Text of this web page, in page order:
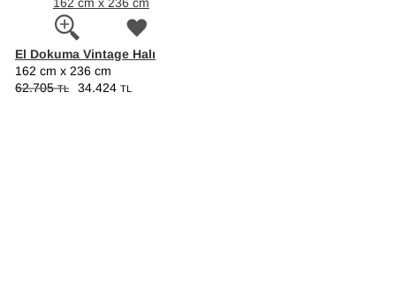
El Dokuma Vintage Halı
162 cm x 236 cm
62.705TL 34.424 TL